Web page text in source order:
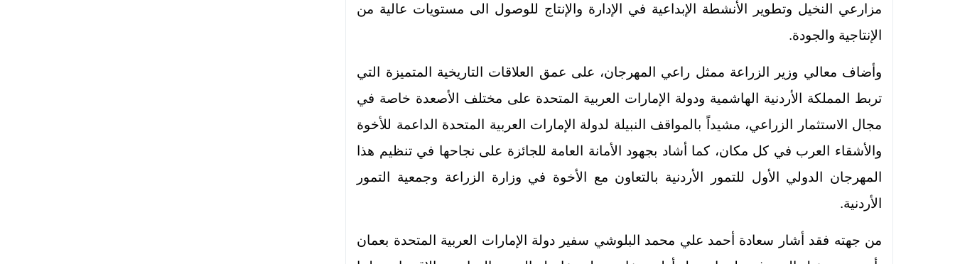
مزارعي النخيل وتطوير الأنشطة الإبداعية في الإدارة والإنتاج للوصول الى مستويات عالية من
الإنتاجية والجودة.
وأضاف معالي وزير الزراعة ممثل راعي المهرجان، على عمق العلاقات التاريخية المتميزة التي
تربط المملكة الأردنية الهاشمية ودولة الإمارات العربية المتحدة على مختلف الأصعدة خاصة في
مجال الاستثمار الزراعي، مشيداً بالمواقف النبيلة لدولة الإمارات العربية المتحدة الداعمة للأخوة
والأشقاء العرب في كل مكان، كما أشاد بجهود الأمانة العامة للجائزة على نجاحها في تنظيم هذا
المهرجان الدولي الأول للتمور الأردنية بالتعاون مع الأخوة في وزارة الزراعة وجمعية التمور
الأردنية.
من جهته فقد أشار سعادة أحمد علي محمد البلوشي سفير دولة الإمارات العربية المتحدة بعمان